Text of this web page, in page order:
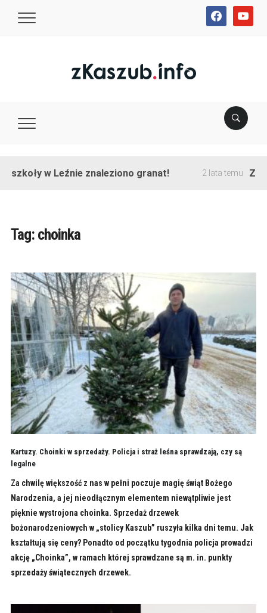
facebookyoutube
szkoły w Leźnie znaleziono granat! 2 lata temu
Tag: choinka
Kartuzy. Choinki w sprzedaży. Policja i straż leśna sprawdzają, czy są
legalne
Za chwilę większość z nas w pełni poczuje magię świąt Bożego
Narodzenia, a jej nieodłącznym elementem niewątpliwie jest
pięknie wystrojona choinka. Sprzedaż drzewek
bożonarodzeniowych w „stolicy Kaszub” ruszyła kilka dni temu. Jak
kształtują się ceny? Ponadto od początku tygodnia policja prowadzi
akcję „Choinka”, w ramach której sprawdzane są m. in. punkty
sprzedaży świątecznych drzewek.